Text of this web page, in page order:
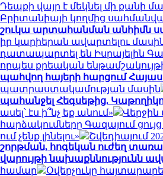
Դեպքի վայր է մեկնել մի քանի
Բրիտանիայի կողմից
շուկա արտահանման անհիմն
իր կարիերան ավարտելու
դատապարտել են Իսրայելին
որպես քրեական
պահվող հայերի հարցում
պատրաստակամության մասին
պահանջել Հեգսեթից.
ասել՝ էս ի՞նչ եք անում»
Վերջին
հարձակումները Գազայում
ում չենք լինելու»
Շվեդիայում
շորթման, հոգեկան ուժեղ
վարույթի նախաքննությունն
համար
Օվերչուկը